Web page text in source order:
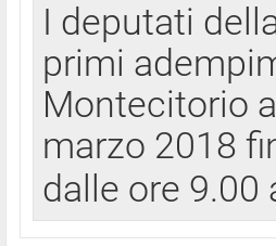
I deputati
primi
Montecitorio
marzo 2018
dalle ore